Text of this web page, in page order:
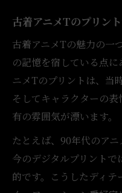
古着アニメTのプリン
古着アニメTの魅力の一
の記憶を宿している点
ニメTのプリントは、当
そしてキャラクターの
有の雰囲気が漂います。
たとえば、90年代のアニ
今のデジタルプリント
的です。こうしたディ